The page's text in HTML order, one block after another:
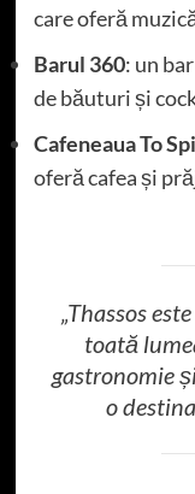
care oferă
Barul 360: un
de băuturi și
Cafeneaua To
oferă cafea și
„Thassos
toată
gastronomie
o